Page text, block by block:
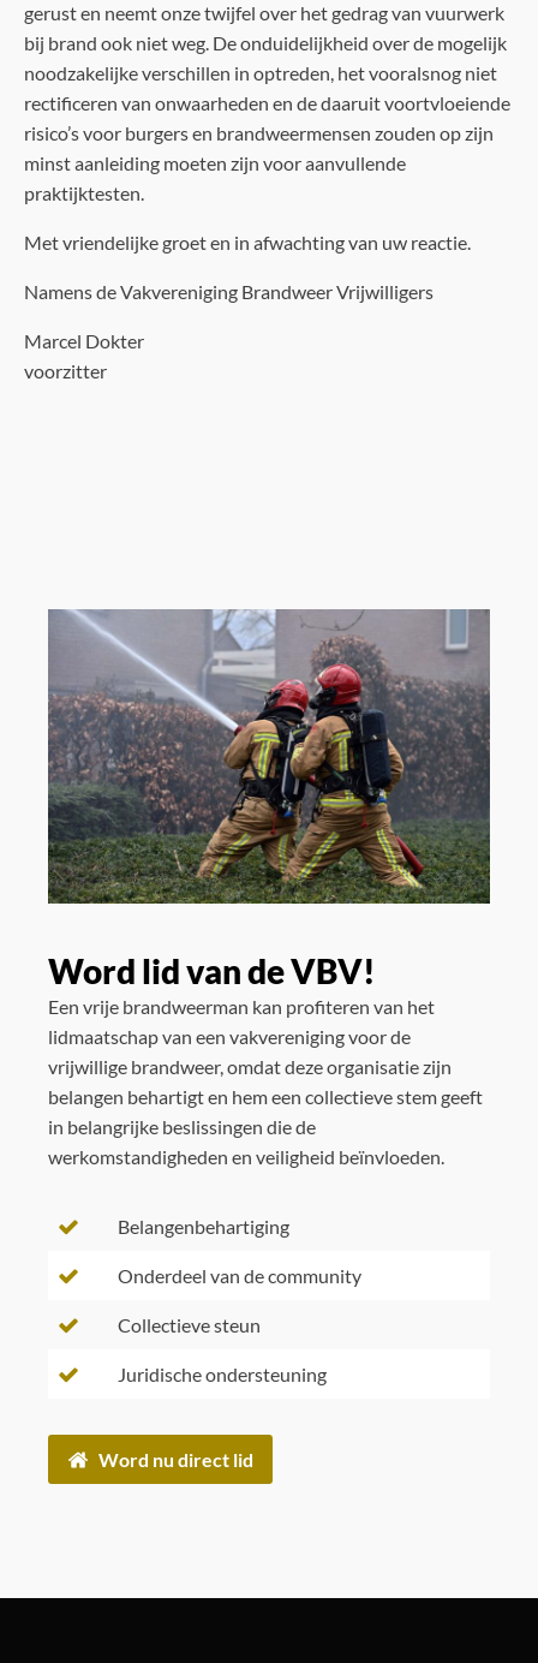
gerust en neemt onze twijfel over het gedrag van vuurwerk
bij brand ook niet weg. De onduidelijkheid over de mogelijk
noodzakelijke verschillen in optreden, het vooralsnog niet
rectificeren van onwaarheden en de daaruit voortvloeiende
risico’s voor burgers en brandweermensen zouden op zijn
minst aanleiding moeten zijn voor aanvullende
praktijktesten.
Met vriendelijke groet en in afwachting van uw reactie.
Namens de Vakvereniging Brandweer Vrijwilligers
Marcel Dokter
voorzitter
Word lid van de VBV!
Een vrije brandweerman kan profiteren van het
lidmaatschap van een vakvereniging voor de
vrijwillige brandweer, omdat deze organisatie zijn
belangen behartigt en hem een collectieve stem geeft
in belangrijke beslissingen die de
werkomstandigheden en veiligheid beïnvloeden.
Belangenbehartiging
Onderdeel van de community
Collectieve steun
Juridische ondersteuning
Word nu direct lid